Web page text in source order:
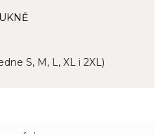
S, M, L, XL i 2XL)